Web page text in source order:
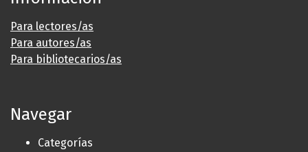
Para lectores/as
Para autores/as
Para bibliotecarios/as
Navegar
Categorías